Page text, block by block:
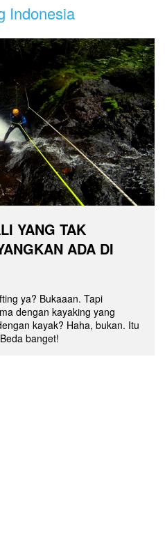
Indonesia
YANG TAK
ADA DI
ya? Bukaaan. Tapi
dengan kayaking yang
kayak? Haha, bukan. Itu
banget!